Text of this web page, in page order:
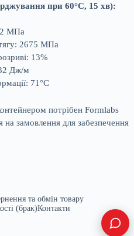
при 60°C, 15 хв):
МПа
2675 МПа
13%
32 Дж/м
71°C
потрібен Formlabs
на замовлення для забезпечення
та обмін товару
(брак)Контакти